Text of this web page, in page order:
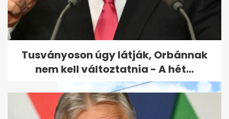
Angelina Jolie Budapesten -
kiderült hol és mennyiért lakik
a...
Tusványoson úgy látják, Orbánnak
nem kell változtatnia - A hét...